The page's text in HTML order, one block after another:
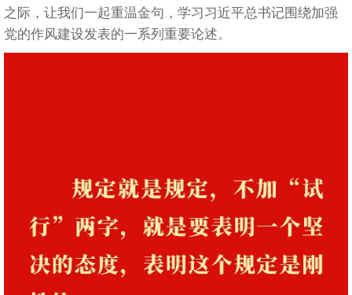
之际，让我们一起重温金句，学习习近平总书记围绕加强
党的作风建设发表的一系列重要论述。